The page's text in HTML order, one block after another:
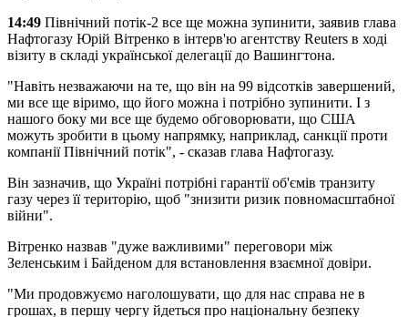
14:49 Північний потік-2 все ще можна зупинити, заявив глава
Нафтогазу Юрій Вітренко в інтерв'ю агентству Reuters в ході
візиту в складі української делегації до Вашингтона.
"Навіть незважаючи на те, що він на 99 відсотків завершений,
ми все ще віримо, що його можна і потрібно зупинити. І з
нашого боку ми все ще будемо обговорювати, що США
можуть зробити в цьому напрямку, наприклад, санкції проти
компанії Північний потік", - сказав глава Нафтогазу.
Він зазначив, що Україні потрібні гарантії об'ємів транзиту
газу через її територію, щоб "знизити ризик повномасштабної
війни".
Вітренко назвав "дуже важливими" переговори між
Зеленським і Байденом для встановлення взаємної довіри.
"Ми продовжуємо наголошувати, що для нас справа не в
грошах, в першу чергу йдеться про національну безпеку